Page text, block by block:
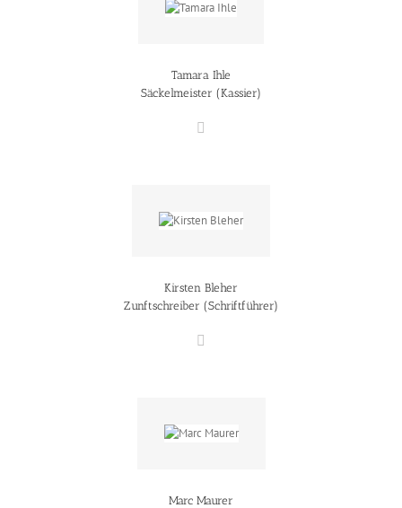
Tamara Ihle
Säckelmeister (Kassier)
Kirsten Bleher
Zunftschreiber (Schriftführer)
Marc Maurer